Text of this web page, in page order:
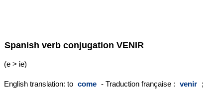
Spanish verb conjugation VENIR
(e > ie)
English translation: to come - Traduction française : venir ;